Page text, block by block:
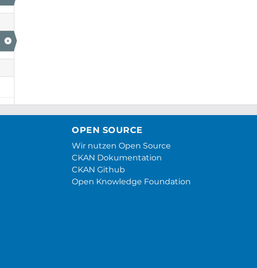
OPEN SOURCE
Wir nutzen Open Source
CKAN Dokumentation
CKAN Github
Open Knowledge Foundation